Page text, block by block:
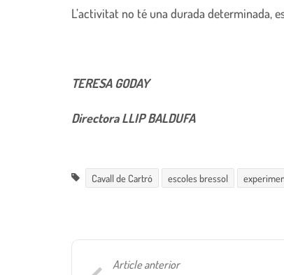
L’activitat no té una durada determinada,
TERESA GODAY
Directora LLIP BALDUFA
Cavall de Cartró escoles bressol
Article anterior